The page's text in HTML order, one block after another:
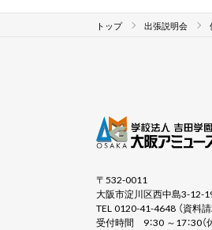
トップ 出張説明会
〒532-0011
大阪市淀川区西中島3-12-
TEL 0120-41-4648 （資料請
受付時間 9：30 ～17：30（